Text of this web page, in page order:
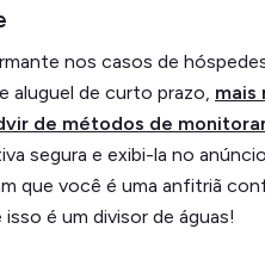
nos casos de
aluguel de curto prazo, mais
de métodos de
segura e exibi-la no
que você é uma anfitriã
é um divisor de águas!